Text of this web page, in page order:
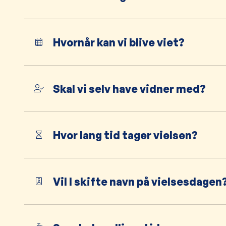
Hvornår kan vi blive viet?
Skal vi selv have vidner med?
Hvor lang tid tager vielsen?
Vil I skifte navn på